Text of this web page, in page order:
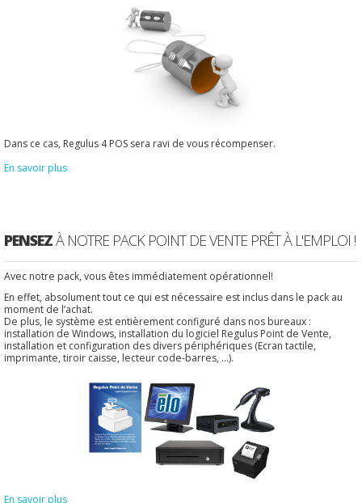
Dans ce cas, Regulus 4 POS sera ravi de vous récompenser.
En savoir plus
PENSEZÀ NOTRE PACK POINT DE VENTE PRÊT À L'EMPLOI !
Avec notre pack, vous êtes immédiatement opérationnel!
En effet, absolument tout ce qui est nécessaire est inclus dans le pack au
moment de l’achat.
De plus, le système est entièrement configuré dans nos bureaux :
installation de Windows, installation du logiciel Regulus Point de Vente,
installation et configuration des divers périphériques (Ecran tactile,
imprimante, tiroir caisse, lecteur code-barres, ...).
En savoir plus